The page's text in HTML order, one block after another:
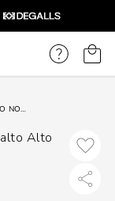
SANDÁLIA COURO NOBRE SOFT CARAMELO SALTO ALTO PEDRARIAS
Alto